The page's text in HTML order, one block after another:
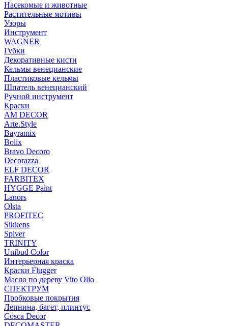
Насекомые и животные
Растительные мотивы
Узоры
Инструмент
WAGNER
Губки
Декоративные кисти
Кельмы венецианские
Пластиковые кельмы
Шпатель венецианский
Ручной инструмент
Краски
AM DECOR
Arte.Style
Bayramix
Bolix
Bravo Decoro
Decorazza
ELF DECOR
FARBITEX
HYGGE Paint
Lanors
Olsta
PROFITEC
Sikkens
Spiver
TRINITY
Unibud Color
Интерьерная краска
Краски Flugger
Масло по дереву Vito Olio
СПЕКТРУМ
Пробковые покрытия
Лепнина, багет, плинтус
Cosca Decor